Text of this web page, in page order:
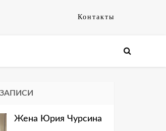
Контакты
Жена Юрия Чурсина